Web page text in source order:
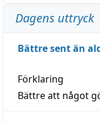
Dagens uttryck
Bättre sent än
Förklaring
Bättre att något